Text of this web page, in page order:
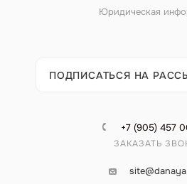
Юридическая
ПОДПИСАТЬСЯ НА
+7 (905) 457
ЗАКАЗАТЬ